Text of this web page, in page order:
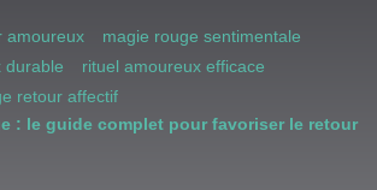
amoureux
magie rouge sentimentale
durable
rituel amoureux efficace
retour affectif
: le guide complet pour favoriser le retour